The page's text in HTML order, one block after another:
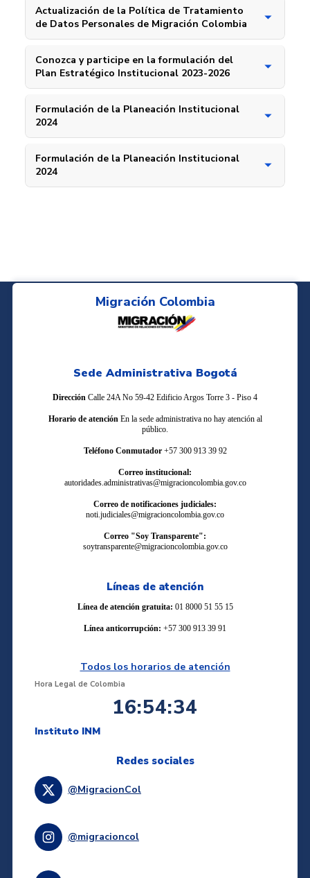
Actualización de la Política de Tratamiento
de Datos Personales de Migración Colombia
Conozca y participe en la formulación del
Plan Estratégico Institucional 2023-2026
Formulación de la Planeación Institucional
2024
Formulación de la Planeación Institucional
2024
Migración Colombia
Sede Administrativa Bogotá
Dirección Calle 24A No 59-42 Edificio Argos Torre 3 - Piso 4
Horario de atención En la sede administrativa no hay atención al
público.
Teléfono Conmutador +57 300 913 39 92
Correo institucional:
autoridades.administrativas@migracioncolombia.gov.co
Correo de notificaciones judiciales:
noti.judiciales@migracioncolombia.gov.co
Correo "Soy Transparente":
soytransparente@migracioncolombia.gov.co
Líneas de atención
Línea de atención gratuita: 01 8000 51 55 15
Línea anticorrupción: +57 300 913 39 91
Todos los horarios de atención
Hora Legal de Colombia
16:54:35
Instituto INM
Redes sociales
@MigracionCol
@migracioncol